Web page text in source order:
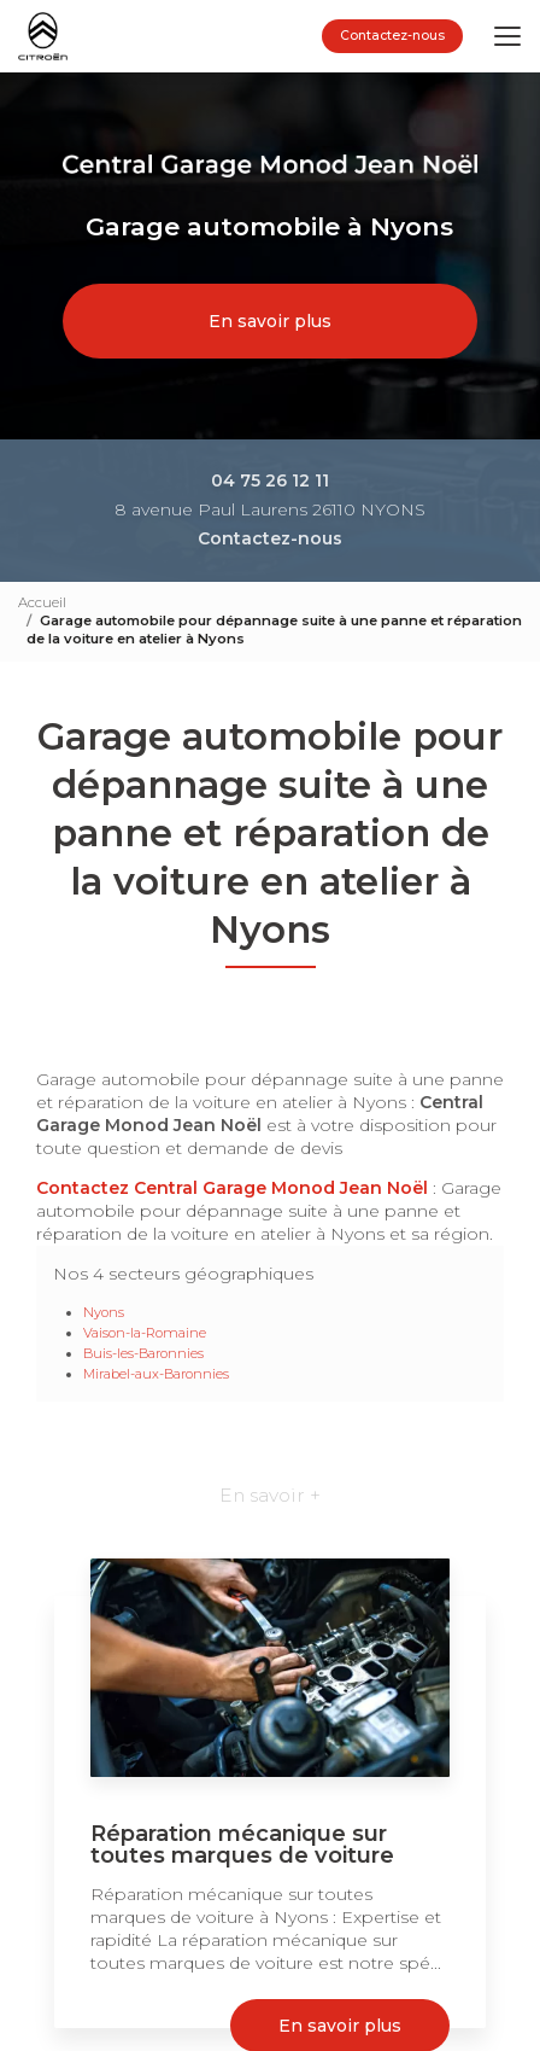
Aller
contenu
principal
Contactez-nous
Garage automobile à Nyons
En savoir plus
04 75 26 12 11
8 avenue Paul Laurens 26110 NYONS
Contactez-nous
Accueil
Garage automobile pour dépannage suite à une panne et réparation
de la voiture en atelier à Nyons
Garage automobile pour
dépannage suite à une
panne et réparation de
la voiture en atelier à
Nyons
Garage automobile pour dépannage suite à une panne
et réparation de la voiture en atelier à Nyons : Central
Garage Monod Jean Noël est à votre disposition pour
toute question et demande de devis
Contactez Central Garage Monod Jean Noël : Garage
automobile pour dépannage suite à une panne et
réparation de la voiture en atelier à Nyons et sa région.
Nos 4 secteurs géographiques
Nyons
Vaison-la-Romaine
Buis-les-Baronnies
Mirabel-aux-Baronnies
En savoir +
Réparation mécanique sur
toutes marques de voiture
Réparation mécanique sur toutes
marques de voiture à Nyons : Expertise et
rapidité La réparation mécanique sur
toutes marques de voiture est notre spé...
En savoir plus